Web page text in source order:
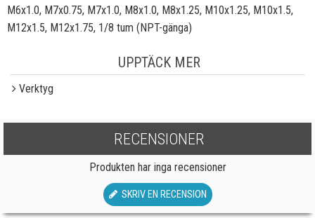
M6x1.0, M7x0.75, M7x1.0, M8x1.0, M8x1.25, M10x1.25, M10x1.5,
M12x1.5, M12x1.75, 1/8 tum (NPT-gänga)
UPPTÄCK MER
Verktyg
RECENSIONER
Produkten har inga recensioner
SKRIV EN RECENSION